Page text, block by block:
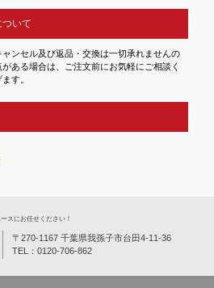
いて
ンセル及び返品・交換は一切承れませんの
ある場合は、ご注文前にお気軽にご相談く
す。
スにお任せください！
〒270-1167 千葉県我孫子市台田4-11-36
TEL：0120-706-862